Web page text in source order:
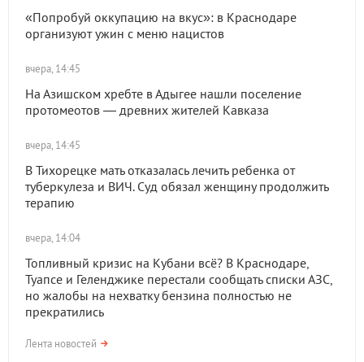
«Попробуй оккупацию на вкус»: в Краснодаре
организуют ужин с меню нацистов
вчера, 14:45
На Азишском хребте в Адыгее нашли поселение
протомеотов — древних жителей Кавказа
вчера, 14:45
В Тихорецке мать отказалась лечить ребенка от
туберкулеза и ВИЧ. Суд обязал женщину продолжить
терапию
вчера, 14:04
Топливный кризис на Кубани всё? В Краснодаре,
Туапсе и Геленджике перестали сообщать списки АЗС,
но жалобы на нехватку бензина полностью не
прекратились
Лента новостей